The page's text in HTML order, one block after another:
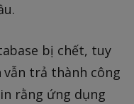
bị chết, tuy
vẫn trả thành công
rằng ứng dụng